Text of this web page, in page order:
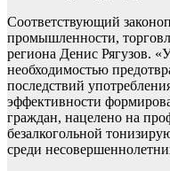
Соответствующий
промышленности,
региона Денис Рягузов.
необходимостью
последствий
эффективности
граждан, нацелено на
безалкогольной
среди